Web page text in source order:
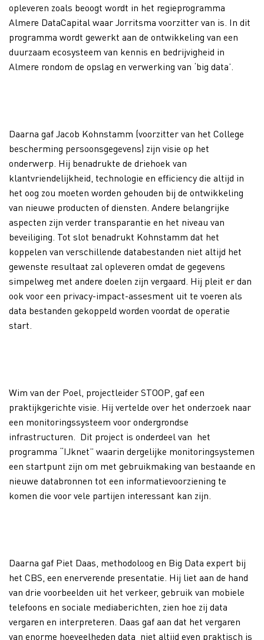
opleveren zoals beoogt wordt in het regieprogramma
Almere DataCapital waar Jorritsma voorzitter van is. In dit
programma wordt gewerkt aan de ontwikkeling van een
duurzaam ecosysteem van kennis en bedrijvigheid in
Almere rondom de opslag en verwerking van ‘big data’.
Daarna gaf Jacob Kohnstamm (voorzitter van het College
bescherming persoonsgegevens) zijn visie op het
onderwerp. Hij benadrukte de driehoek van
klantvriendelijkheid, technologie en efficiency die altijd in
het oog zou moeten worden gehouden bij de ontwikkeling
van nieuwe producten of diensten. Andere belangrijke
aspecten zijn verder transparantie en het niveau van
beveiliging. Tot slot benadrukt Kohnstamm dat het
koppelen van verschillende databestanden niet altijd het
gewenste resultaat zal opleveren omdat de gegevens
simpelweg met andere doelen zijn vergaard. Hij pleit er dan
ook voor een privacy-impact-assesment uit te voeren als
data bestanden gekoppeld worden voordat de operatie
start.
Wim van der Poel, projectleider STOOP, gaf een
praktijkgerichte visie. Hij vertelde over het onderzoek naar
een monitoringssysteem voor ondergrondse
infrastructuren. Dit project is onderdeel van het
programma “IJknet” waarin dergelijke monitoringsystemen
een startpunt zijn om met gebruikmaking van bestaande en
nieuwe databronnen tot een informatievoorziening te
komen die voor vele partijen interessant kan zijn.
Daarna gaf Piet Daas, methodoloog en Big Data expert bij
het CBS, een enerverende presentatie. Hij liet aan de hand
van drie voorbeelden uit het verkeer, gebruik van mobiele
telefoons en sociale mediaberichten, zien hoe zij data
vergaren en interpreteren. Daas gaf aan dat het vergaren
van enorme hoeveelheden data niet altijd even praktisch is